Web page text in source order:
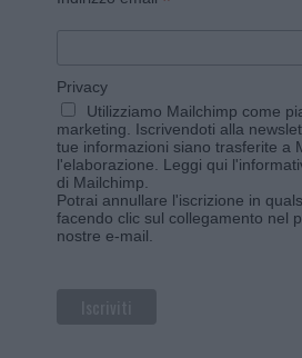
Privacy
Utilizziamo Mailchimp come
marketing. Iscrivendoti alla
tue informazioni siano trasferite a
l'elaborazione. Leggi qui
di Mailchimp
Potrai annullare l'iscrizione in
facendo clic sul collegamento nel
nostre e-mail.